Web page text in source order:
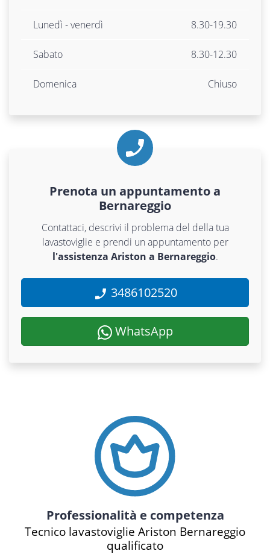
Lunedì - venerdì 8.30-19.30
Sabato 8.30-12.30
Domenica Chiuso
Prenota un appuntamento a
Bernareggio
Contattaci, descrivi il problema del della tua
lavastoviglie e prendi un appuntamento per
l'assistenza Ariston a Bernareggio.
3486102520
WhatsApp
Professionalità e competenza
Tecnico lavastoviglie Ariston Bernareggio
qualificato